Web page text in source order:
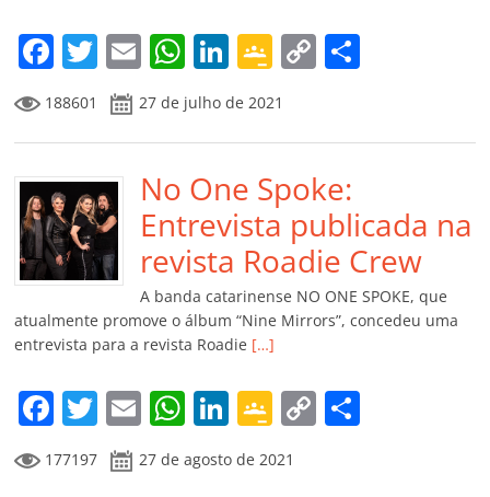
m
F
a
c
e
b
o
o
k
T
w
itt
er
E
m
ai
l
W
h
at
s
A
p
p
Li
n
k
e
dI
n
G
o
o
gl
e
Cl
a
ss
ro
o
m
C
y
Li
n
k
p
til
h
ar
188601 27 de julho de 2021
No One Spoke:
Entrevista publicada na
revista Roadie Crew
A banda catarinense NO ONE SPOKE, que
atualmente promove o álbum “Nine Mirrors”, concedeu uma
entrevista para a revista Roadie […]
F
a
c
T
w
itt
E
m
ai
W
at
Li
n
k
G
o
o
C
177197 27 de agosto de 2021